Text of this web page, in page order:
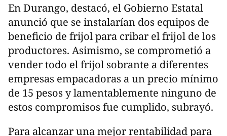
En Durango, destacó, el Gobierno Estatal
anunció que se instalarían dos equipos de
beneficio de frijol para cribar el frijol de los
productores. Asimismo, se comprometió a
vender todo el frijol sobrante a diferentes
empresas empacadoras a un precio mínimo
de 15 pesos y lamentablemente ninguno de
estos compromisos fue cumplido, subrayó.
Para alcanzar una mejor rentabilidad para